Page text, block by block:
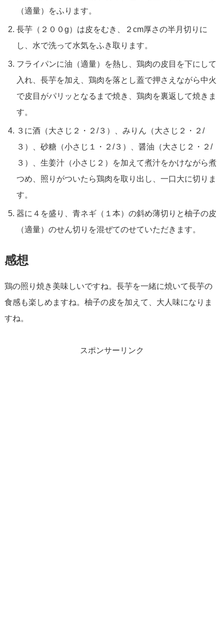
（適量）をふります。
長芋（２００g）は皮をむき、２cm厚さの半月切りに
し、水で洗って水気をふき取ります。
フライパンに油（適量）を熱し、鶏肉の皮目を下にして
入れ、長芋を加え、鶏肉を落とし蓋で押さえながら中火
で皮目がパリッとなるまで焼き、鶏肉を裏返して焼きま
す。
３に酒（大さじ２・２/３）、みりん（大さじ２・２/
３）、砂糖（小さじ１・２/３）、醤油（大さじ２・２/
３）、生姜汁（小さじ２）を加えて煮汁をかけながら煮
つめ、照りがついたら鶏肉を取り出し、一口大に切りま
す。
器に４を盛り、青ネギ（１本）の斜め薄切りと柚子の皮
（適量）のせん切りを混ぜてのせていただきます。
感想
鶏の照り焼き美味しいですね。長芋を一緒に焼いて長芋の
食感も楽しめますね。柚子の皮を加えて、大人味になりま
すね。
スポンサーリンク